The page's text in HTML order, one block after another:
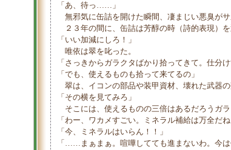
「あ、待っ……」
無邪気に缶詰を開けた瞬間、凄まじい悪臭がサ
２３年の間に、缶詰は芳醇の時（詩的表現）
「いい加減にしろ！」
唯依は翠を叱った。
「さっきからガラクタばかり拾ってきて。仕分
「でも、使えるものも拾って来てるの」
翠は、イコンの部品や装甲資材、壊れた武器の
「その横を見てみろ」
そこには、使えるものの三倍はあるだろうガ
「わー、ワカメすごい。ミネラル補給は万全だね
「今、ミネラルはいらん！！」
「……まぁまぁ。喧嘩してても進まないわ。今は